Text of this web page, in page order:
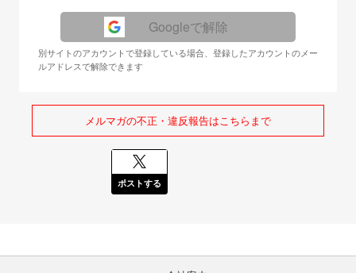
Googleで解除
別サイトのアカウントで登録している場合、登録したアカウントのメー
ルアドレスで解除できます
メルマガの不正・違反報告はこちらまで
ポストする